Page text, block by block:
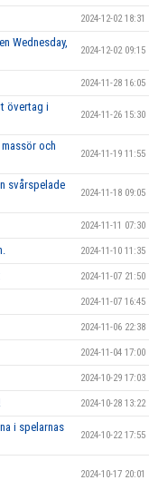
2024-12-02 18:31
Wednesday,
2024-12-02 09:15
2024-11-28 16:05
övertag i
2024-11-26 15:30
och
2024-11-19 11:55
svårspelade
2024-11-18 09:05
2024-11-11 07:30
2024-11-10 11:35
2024-11-07 21:50
2024-11-07 16:45
2024-11-06 22:38
2024-11-04 17:00
2024-10-29 17:03
2024-10-28 13:22
i spelarnas
2024-10-22 17:55
2024-10-17 20:01